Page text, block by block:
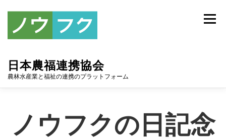
日本農福連携協会
農林水産業と福祉の連携のプラットフォーム
メニュー
ノウフクの日記念